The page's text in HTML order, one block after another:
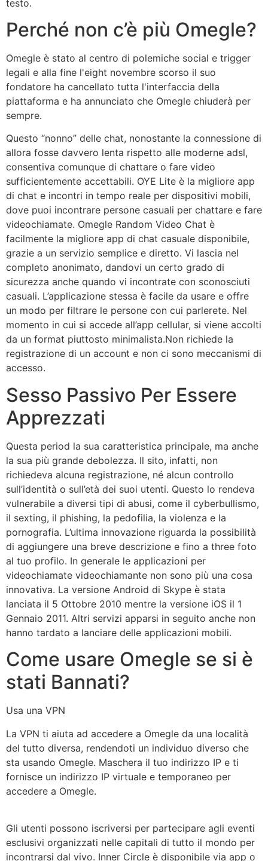
testo.
Perché non c’è più Omegle?
Omegle è stato al centro di polemiche social e trigger
legali e alla fine l'eight novembre scorso il suo
fondatore ha cancellato tutta l'interfaccia della
piattaforma e ha annunciato che Omegle chiuderà per
sempre.
Questo “nonno” delle chat, nonostante la connessione di
allora fosse davvero lenta rispetto alle moderne adsl,
consentiva comunque di chattare o fare video
sufficientemente accettabili. OYE Lite è la migliore app
di chat e incontri in tempo reale per dispositivi mobili,
dove puoi incontrare persone casuali per chattare e fare
videochiamate. Omegle Random Video Chat è
facilmente la migliore app di chat casuale disponibile,
grazie a un servizio semplice e diretto. Vi lascia nel
completo anonimato, dandovi un certo grado di
sicurezza anche quando vi incontrate con sconosciuti
casuali. L’applicazione stessa è facile da usare e offre
un modo per filtrare le persone con cui parlerete. Nel
momento in cui si accede all’app cellular, si viene accolti
da un format piuttosto minimalista.Non richiede la
registrazione di un account e non ci sono meccanismi di
accesso.
Sesso Passivo Per Essere
Apprezzati
Questa period la sua caratteristica principale, ma anche
la sua più grande debolezza. Il sito, infatti, non
richiedeva alcuna registrazione, né alcun controllo
sull’identità o sull’età dei suoi utenti. Questo lo rendeva
vulnerabile a diversi tipi di abusi, come il cyberbullismo,
il sexting, il phishing, la pedofilia, la violenza e la
pornografia. L’ultima innovazione riguarda la possibilità
di aggiungere una breve descrizione e fino a three foto
al tuo profilo. In generale le applicazioni per
videochiamate videochiamante non sono più una cosa
innovativa. La versione Android di Skype è stata
lanciata il 5 Ottobre 2010 mentre la versione iOS il 1
Gennaio 2011. Altri servizi apparsi in seguito anche non
hanno tardato a lanciare delle applicazioni mobili.
Come usare Omegle se si è
stati Bannati?
Usa una VPN
La VPN ti aiuta ad accedere a Omegle da una località
del tutto diversa, rendendoti un individuo diverso che
sta usando Omegle. Maschera il tuo indirizzo IP e ti
fornisce un indirizzo IP virtuale e temporaneo per
accedere a Omegle.
Gli utenti possono iscriversi per partecipare agli eventi
esclusivi organizzati nelle capitali di tutto il mondo per
incontrarsi dal vivo. Inner Circle è disponibile via app o